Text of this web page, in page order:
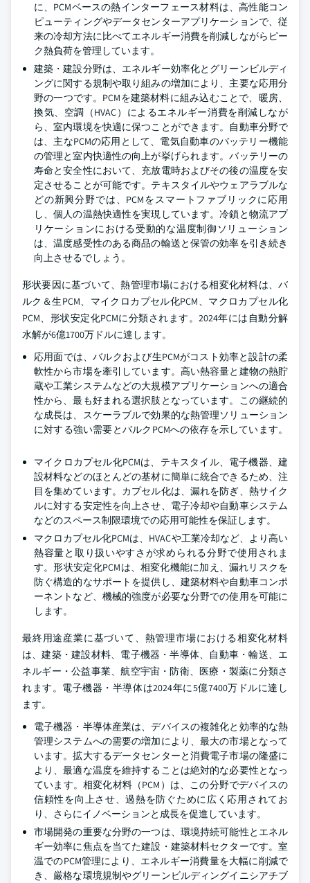
に、PCMベースの熱インターフェース材料は、高性能コン
ピューティングやデータセンターアプリケーションで、従
来の冷却方法に比べてエネルギー消費を削減しながらピー
ク熱負荷を管理しています。
建築・建設分野は、エネルギー効率化とグリーンビルディ
ングに関する規制や取り組みの増加により、主要な応用分
野の一つです。PCMを建築材料に組み込むことで、暖房、
換気、空調（HVAC）によるエネルギー消費を削減しなが
ら、室内環境を快適に保つことができます。自動車分野で
は、主なPCMの応用として、電気自動車のバッテリー機能
の管理と室内快適性の向上が挙げられます。バッテリーの
寿命と安全性において、充放電時およびその後の温度を安
定させることが可能です。テキスタイルやウェアラブルな
どの新興分野では、PCMをスマートファブリックに応用
し、個人の温熱快適性を実現しています。冷鎖と物流アプ
リケーションにおける受動的な温度制御ソリューション
は、温度感受性のある商品の輸送と保管の効率を引き続き
向上させるでしょう。
形状要因に基づいて、熱管理市場における相変化材料は、バ
ルク＆生PCM、マイクロカプセル化PCM、マクロカプセル化
PCM、形状安定化PCMに分類されます。2024年には自動分解
水解が6億1700万ドルに達します。
応用面では、バルクおよび生PCMがコスト効率と設計の柔
軟性から市場を牽引しています。高い熱容量と建物の熱貯
蔵や工業システムなどの大規模アプリケーションへの適合
性から、最も好まれる選択肢となっています。この継続的
な成長は、スケーラブルで効果的な熱管理ソリューション
に対する強い需要とバルクPCMへの依存を示しています。
マイクロカプセル化PCMは、テキスタイル、電子機器、建
設材料などのほとんどの基材に簡単に統合できるため、注
目を集めています。カプセル化は、漏れを防ぎ、熱サイク
ルに対する安定性を向上させ、電子冷却や自動車システム
などのスペース制限環境での応用可能性を保証します。
マクロカプセル化PCMは、HVACや工業冷却など、より高い
熱容量と取り扱いやすさが求められる分野で使用されま
す。形状安定化PCMは、相変化機能に加え、漏れリスクを
防ぐ構造的なサポートを提供し、建築材料や自動車コンポ
ーネントなど、機械的強度が必要な分野での使用を可能に
します。
最終用途産業に基づいて、熱管理市場における相変化材料
は、建築・建設材料、電子機器・半導体、自動車・輸送、エ
ネルギー・公益事業、航空宇宙・防衛、医療・製薬に分類さ
れます。電子機器・半導体は2024年に5億7400万ドルに達し
ます。
電子機器・半導体産業は、デバイスの複雑化と効率的な熱
管理システムへの需要の増加により、最大の市場となって
います。拡大するデータセンターと消費電子市場の隆盛に
より、最適な温度を維持することは絶対的な必要性となっ
ています。相変化材料（PCM）は、この分野でデバイスの
信頼性を向上させ、過熱を防ぐために広く応用されてお
り、さらにイノベーションと成長を促進しています。
市場開発の重要な分野の一つは、環境持続可能性とエネル
ギー効率に焦点を当てた建設・建築材料セクターです。室
温でのPCM管理により、エネルギー消費量を大幅に削減で
き、厳格な環境規制やグリーンビルディングイニシアチブ